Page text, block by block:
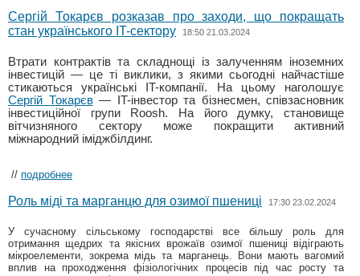
Сергій Токарєв розказав про заходи, що покращать
стан українського IT-сектору
18:50 21.03.2024
Втрати контрактів та складнощі із залученням іноземних
інвестицій — це ті виклики, з якими сьогодні найчастіше
стикаються українські IT-компанії. На цьому наголошує
Сергій Токарєв— IT-інвестор та бізнесмен, співзасновник
інвестиційної групи Roosh. На його думку, становище
вітчизняного сектору може покращити активний
міжнародний іміджбілдинг.
// подробнее
Роль міді та марганцю для озимої пшениці 17:30 23.02.2024
У сучасному сільському господарстві все більшу роль для
отримання щедрих та якісних врожаїв озимої пшениці відіграють
мікроелементи, зокрема мідь та марганець. Вони мають вагомий
вплив на проходження фізіологічних процесів під час росту та